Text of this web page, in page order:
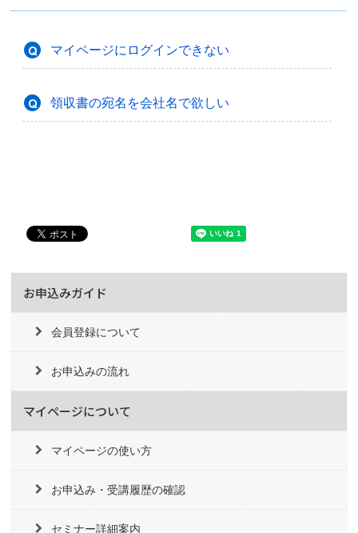
マイページにログインできない
領収書の宛名を会社名で欲しい
お申込みガイド
会員登録について
お申込みの流れ
マイページについて
マイページの使い方
お申込み・受講履歴の確認
セミナー詳細案内